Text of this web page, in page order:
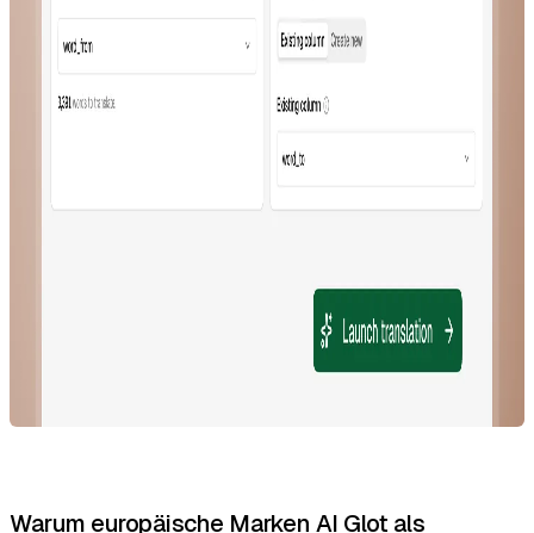
Warum europäische Marken AI Glot als